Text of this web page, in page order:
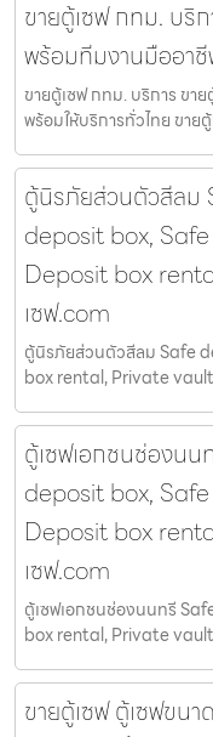
ขายตู้เซฟ กทม. บริ
พร้อมทีมงานมืออา
ขายตู้เซฟ กทม. บริการ ขา
พร้อมให้บริการทั่วไทย ขาย
ตู้นิรภัยส่วนตัวสีลม
deposit box,
Deposit box
เซฟ.com
ตู้นิรภัยส่วนตัวสีลม Safe
box rental, Private
ตู้เซฟเอกชนช่องน
deposit box,
Deposit box
เซฟ.com
ตู้เซฟเอกชนช่องนนทรี
box rental, Private
ขายตู้เซฟ ตู้เซฟขนา